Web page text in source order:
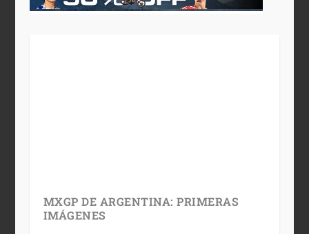
MXGP DE ARGENTINA: PRIMERAS
IMÁGENES